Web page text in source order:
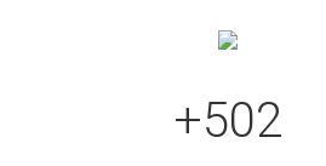
+502